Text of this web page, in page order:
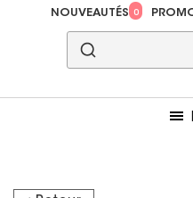
NOUVEAUTÉS 0